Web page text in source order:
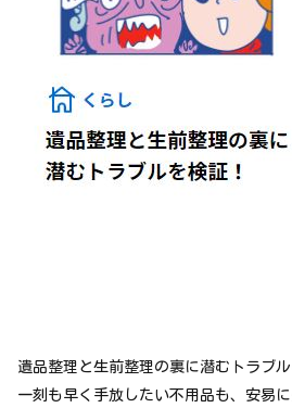
遺品整理と生前整理の裏に潜むトラブル
一刻も早く手放したい不用品も、安易